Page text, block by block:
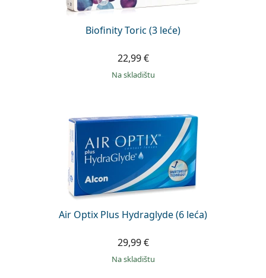
Biofinity Toric (3 leće)
22,99 €
na skladištu
Air Optix Plus Hydraglyde (6 leća)
29,99 €
na skladištu